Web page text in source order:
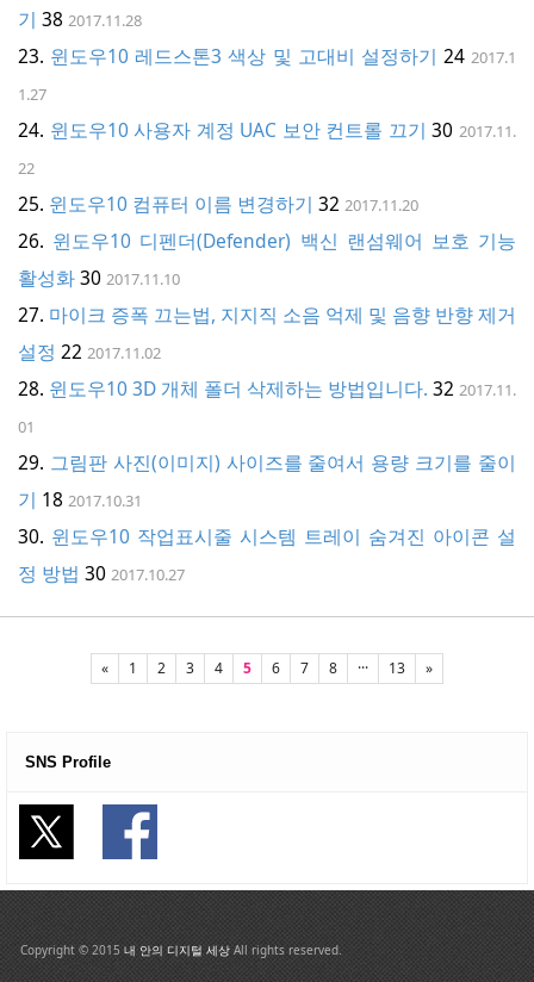
기 38 2017.11.28
윈도우10 레드스톤3 색상 및 고대비 설정하기 24 2017.1
1.27
윈도우10 사용자 계정 UAC 보안 컨트롤 끄기 302017.11.
22
윈도우10 컴퓨터 이름 변경하기 32 2017.11.20
윈도우10 디펜더(Defender) 백신 랜섬웨어 보호 기능
활성화30 2017.11.10
마이크 증폭 끄는법, 지지직 소음 억제 및 음향 반향 제거
설정 22 2017.11.02
윈도우10 3D 개체 폴더 삭제하는 방법입니다. 32 2017.11.
01
그림판 사진(이미지) 사이즈를 줄여서 용량 크기를 줄이
기 18 2017.10.31
윈도우10 작업표시줄 시스템 트레이 숨겨진 아이콘 설
정 방법 30 2017.10.27
« 1 2 3 4 5 6 7 8 ··· 13 »
SNS Profile
Copyright © 2015 내 안의 디지털 세상 All rights reserved.